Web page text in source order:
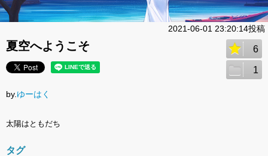
2021-06-01 23:20:14投稿
夏空へようこそ 6
1
by. ゆーはく
太陽はともだち
タグ